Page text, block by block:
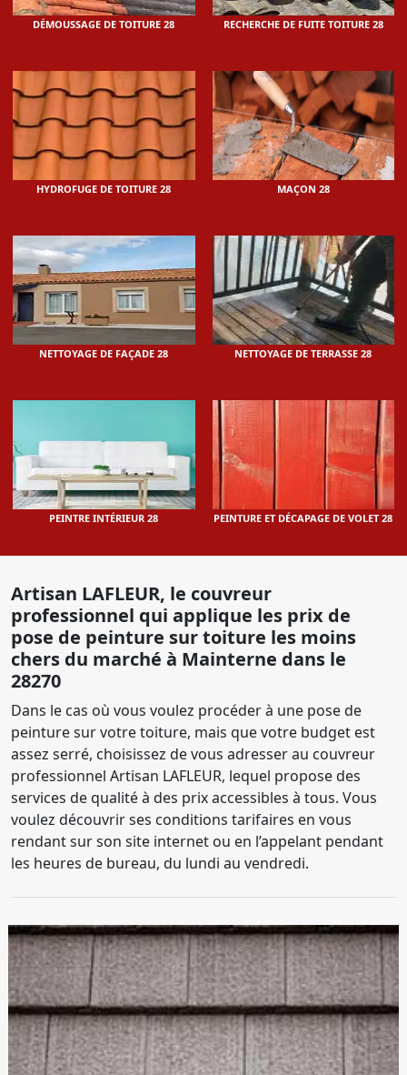
DÉMOUSSAGE DE TOITURE 28 RECHERCHE DE FUITE TOITURE 28
HYDROFUGE DE TOITURE 28 MAÇON 28
NETTOYAGE DE FAÇADE 28 NETTOYAGE DE TERRASSE 28
PEINTRE INTÉRIEUR 28 PEINTURE ET DÉCAPAGE DE VOLET 28
Artisan LAFLEUR, le couvreur
professionnel qui applique les prix de
pose de peinture sur toiture les moins
chers du marché à Mainterne dans le
28270
Dans le cas où vous voulez procéder à une pose de
peinture sur votre toiture, mais que votre budget est
assez serré, choisissez de vous adresser au couvreur
professionnel Artisan LAFLEUR, lequel propose des
services de qualité à des prix accessibles à tous. Vous
voulez découvrir ses conditions tarifaires en vous
rendant sur son site internet ou en l’appelant pendant
les heures de bureau, du lundi au vendredi.